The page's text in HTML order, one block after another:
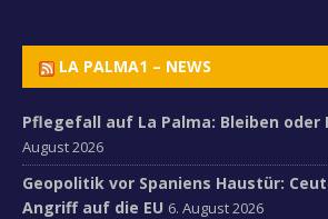
LA PALMA1 – NEWS
Pflegefall auf La Palma: Bleiben oder
August 2026
Geopolitik vor Spaniens Haustür:
Angriff auf die EU 6. August 2026